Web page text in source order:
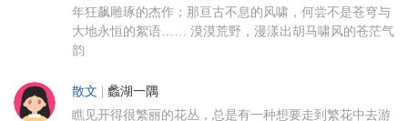
年狂飙雕琢的杰作；那亘古不息的风啸，何尝不是苍穹与
大地永恒的絮语…… 漠漠荒野，漫漾出胡马啸风的苍茫气
韵
散文 蠡湖一隅
瞧见开得很繁丽的花丛，总是有一种想要走到繁花中去游